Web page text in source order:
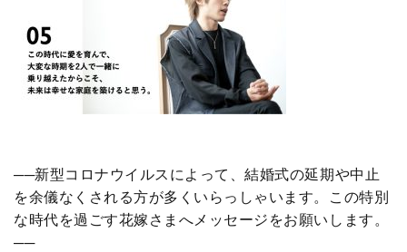
──新型コロナウイルスによって、結婚式の延期や中止
を余儀なくされる方が多くいらっしゃいます。この特別
な時代を過ごす花嫁さまへメッセージをお願いします。
──